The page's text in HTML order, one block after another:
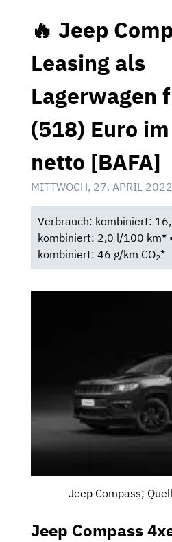
🔥 Jeep
Leasing als
Lagerwagen
(518) Euro
netto [BAFA]
MITTWOCH, 27. APRIL
Verbrauch: kombiniert:
kombiniert: 2,0 l/100 km*
kombiniert: 46 g/km CO2*
Jeep Compass;
Jeep Compass